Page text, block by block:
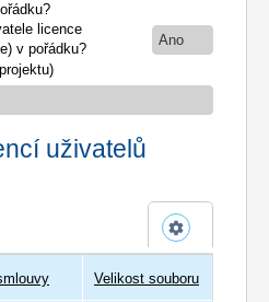
licence
v pořádku?
Ano
uživatelů
Velikost souboru